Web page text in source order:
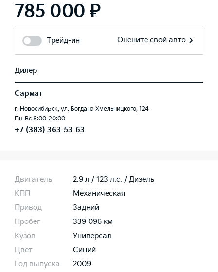
785 000 ₽
Трейд-ин Оцените свой авто
Дилер
Сармат
г. Новосибирск, ул. Богдана Хмельницкого, 124
Пн-Вс 8:00-20:00
+7 (383) 363-53-63
Двигатель
2.9 л / 123 л.c. / Дизель
КПП
Механическая
Привод
Задний
Пробег
339 096 км
Кузов
Универсал
Цвет
Синий
Год выпуска
2009